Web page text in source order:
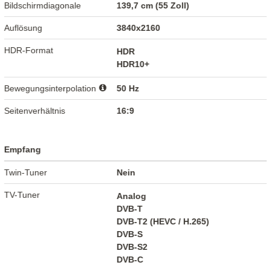
Bildschirmdiagonale 139,7 cm (55 Zoll)
Auflösung 3840x2160
HDR-Format
HDR
HDR10+
Bewegungsinterpolation 50 Hz
Seitenverhältnis 16:9
Empfang
Twin-Tuner Nein
TV-Tuner
Analog
DVB-T
DVB-T2 (HEVC / H.265)
DVB-S
DVB-S2
DVB-C